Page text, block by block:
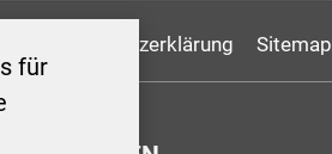
für
Datenschutzerklärung Sitemap